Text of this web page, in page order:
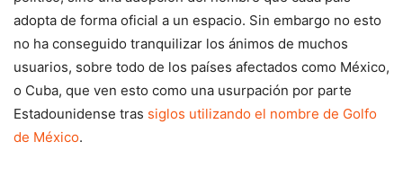
adopta de forma oficial a un espacio. Sin embargo no esto
no ha conseguido tranquilizar los ánimos de muchos
usuarios, sobre todo de los países afectados como México,
o Cuba, que ven esto como una usurpación por parte
Estadounidense tras siglos utilizando el nombre de Golfo
de México.